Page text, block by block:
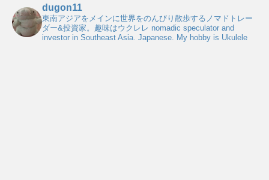
dugon11
東南アジアをメインに世界をのんびり散歩するノマドトレー
ダー&投資家。趣味はウクレレ nomadic speculator and
investor in Southeast Asia. Japanese. My hobby is Ukulele